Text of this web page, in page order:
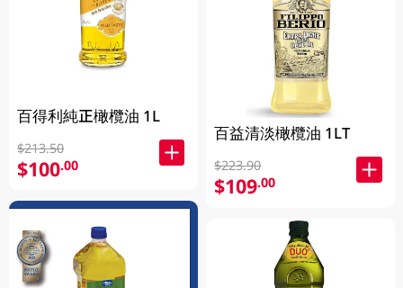
百得利純正橄欖油 1L
$213.50
$100.00
百益清淡橄欖油 1LT
$223.90
$109.00